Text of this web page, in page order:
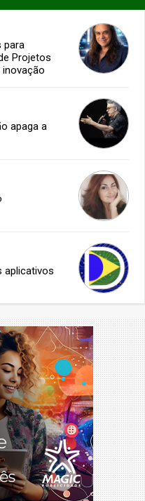
para
Projetos
apaga a
aplicativos